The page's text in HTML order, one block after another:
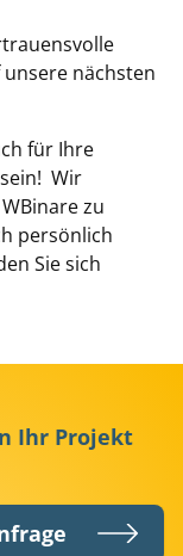
nächsten
für Ihre
Wir
zu
persönlich
Sie sich
Ihr Projekt